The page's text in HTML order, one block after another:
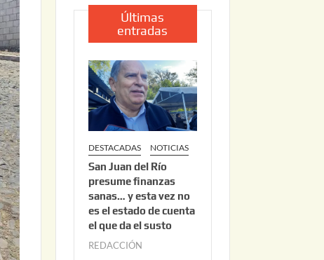
Últimas
entradas
DESTACADAS NOTICIAS
San Juan del Río
presume finanzas
sanas… y esta vez no
es el estado de cuenta
el que da el susto
REDACCIÓN